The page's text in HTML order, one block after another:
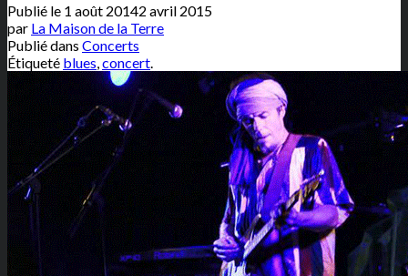
Publié le 1 août 20142 avril 2015
par La Maison de la Terre
Publié dans Concerts
Étiqueté blues,concert.